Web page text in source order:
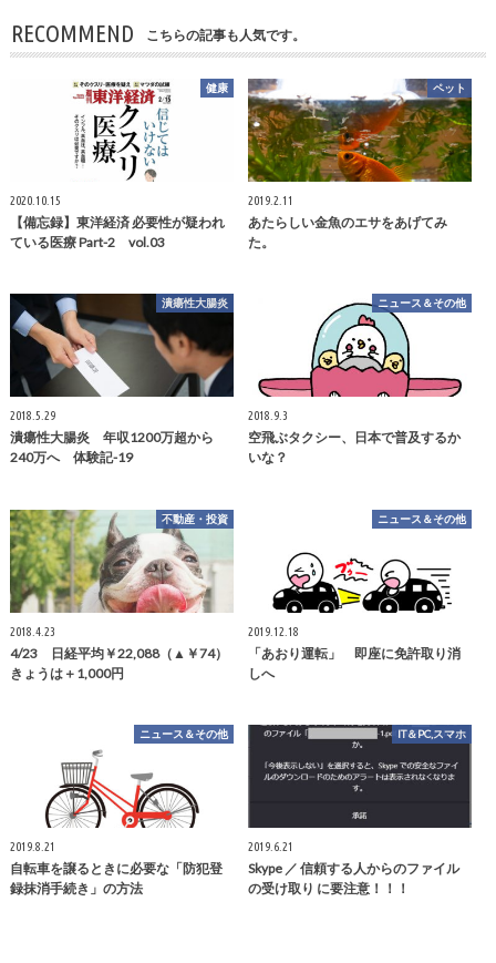
RECOMMEND こちらの記事も人気です。
健康
2020.10.15
【備忘録】東洋経済 必要性が疑われ
ている医療 Part-2 vol.03
ペット
2019.2.11
あたらしい金魚のエサをあげてみ
た。
潰瘍性大腸炎
2018.5.29
潰瘍性大腸炎 年収1200万超から
240万へ 体験記-19
ニュース＆その他
2018.9.3
空飛ぶタクシー、日本で普及するか
いな？
不動産・投資
2018.4.23
4/23 日経平均￥22,088（▲￥74）
きょうは＋1,000円
ニュース＆その他
2019.12.18
「あおり運転」 即座に免許取り消
しへ
ニュース＆その他
2019.8.21
自転車を譲るときに必要な「防犯登
録抹消手続き」の方法
IT＆PC,スマホ
2019.6.21
Skype ／ 信頼する人からのファイル
の受け取り に要注意！！！